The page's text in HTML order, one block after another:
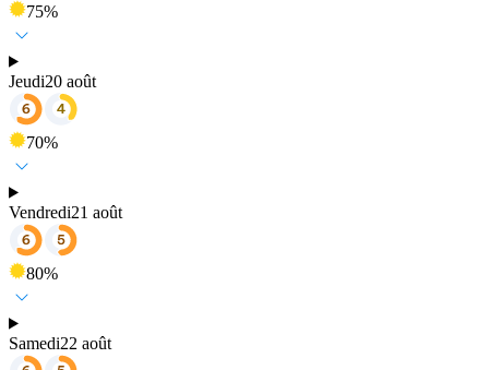
75%
Jeudi20 août
70%
Vendredi21 août
80%
Samedi22 août